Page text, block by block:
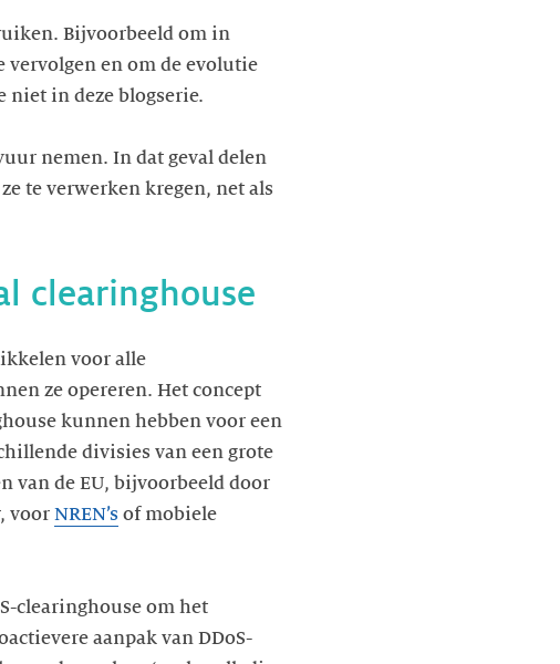
Bijvoorbeeld om in
vervolgen en om de evolutie
niet in deze blogserie.
nemen. In dat geval delen
te verwerken kregen, net als
clearinghouse
voor alle
ze opereren. Het concept
kunnen hebben voor een
divisies van een grote
van de EU, bijvoorbeeld door
voor NREN’s of mobiele
clearinghouse om het
aanpak van DDoS-